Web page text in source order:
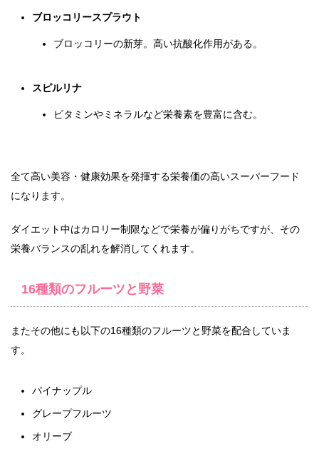
ブロッコリースプラウト
ブロッコリーの新芽。高い抗酸化作用がある。
スピルリナ
ビタミンやミネラルなど栄養素を豊富に含む。
全て高い美容・健康効果を発揮する栄養価の高いスーパーフード
になります。
ダイエット中はカロリー制限などで栄養が偏りがちですが、その
栄養バランスの乱れを解消してくれます。
16種類のフルーツと野菜
またその他にも以下の16種類のフルーツと野菜を配合していま
す。
パイナップル
グレープフルーツ
オリーブ